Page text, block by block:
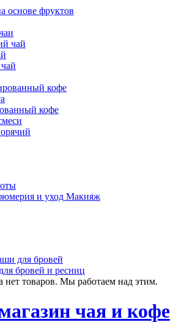
основе фруктов
чай
кофе
кофе
и уход Макияж
для бровей
бровей и ресниц
нет товаров. Мы работаем над этим.
чая и кофе